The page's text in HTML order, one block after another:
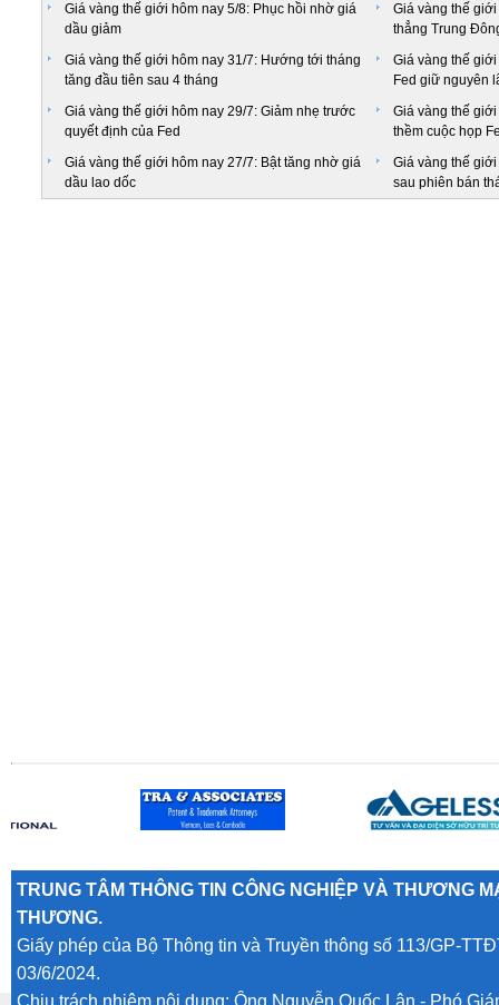
Giá vàng thế giới hôm nay 5/8: Phục hồi nhờ giá
dầu giảm
Giá vàng thế
thẳng Trung
Giá vàng thế giới hôm nay 31/7: Hướng tới tháng
tăng đầu tiên sau 4 tháng
Giá vàng thế
Fed giữ nguyên
Giá vàng thế giới hôm nay 29/7: Giảm nhẹ trước
quyết định của Fed
Giá vàng thế
thềm cuộc họp
Giá vàng thế giới hôm nay 27/7: Bật tăng nhờ giá
dầu lao dốc
Giá vàng thế
sau phiên bán
TRUNG TÂM THÔNG TIN CÔNG NGHIỆP VÀ THƯƠNG
THƯƠNG.
Giấy phép của Bộ Thông tin và Truyền thông số 113/GP-
03/6/2024.
Chịu trách nhiệm nội dung: Ông Nguyễn Quốc Lân - Phó